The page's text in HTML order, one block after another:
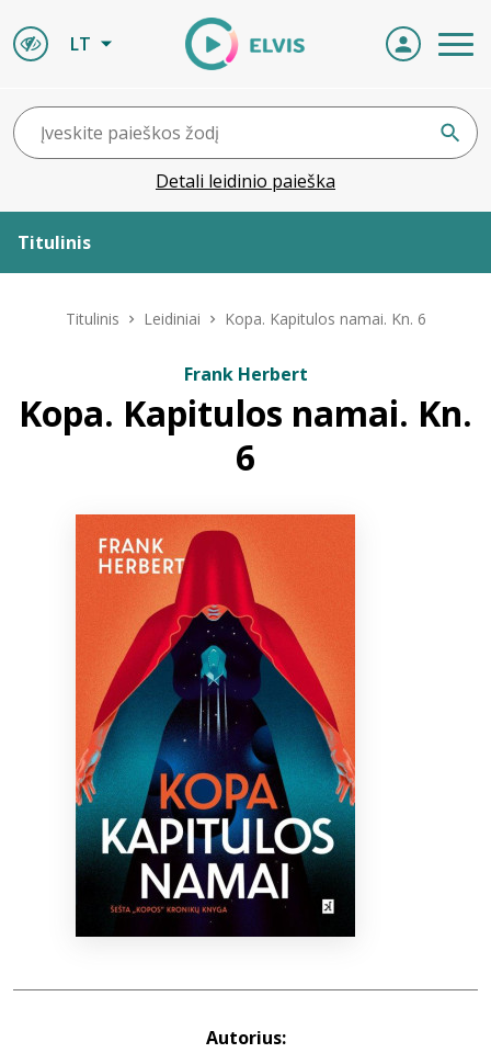
LT
Detali leidinio paieška
Titulinis
ELVIS atvyksta
Bibliotekoms
Titulinis Leidiniai Kopa. Kapitulos namai. Kn. 6
Frank Herbert
Kopa. Kapitulos namai. Kn.
6
Autorius: